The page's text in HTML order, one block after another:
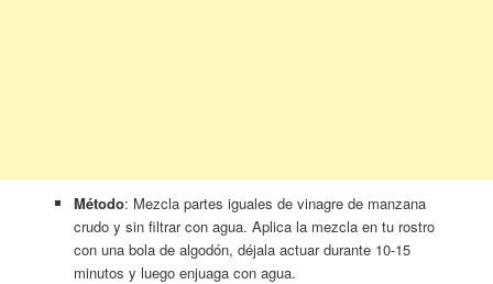
Método: Mezcla partes iguales de vinagre de manzana
crudo y sin filtrar con agua. Aplica la mezcla en tu rostro
con una bola de algodón, déjala actuar durante 10-15
minutos y luego enjuaga con agua.